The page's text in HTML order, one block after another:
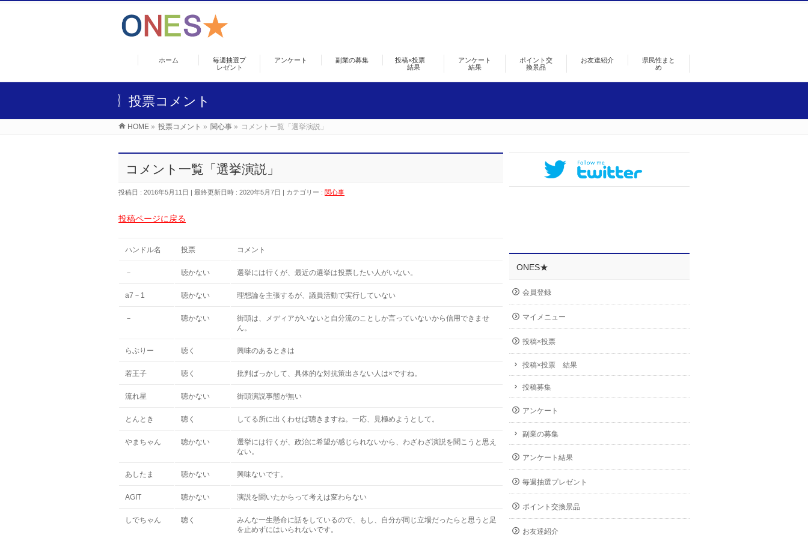
ホーム
毎週抽選プ
レゼント
アンケート 副業の募集
投稿×投票
結果
アンケート
結果
ポイント交
換景品
お友達紹介
県民性まと
め
投票コメント
HOME » 投票コメント » 関心事 » コメント一覧「選挙演説」
コメント一覧「選挙演説」
投稿日 : 2016年5月11日 最終更新日時 : 2020年5月7日 カテゴリー : 関心事
投稿ページに戻る
ハンドル名 投票 コメント
－ 聴かない 選挙には行くが、最近の選挙は投票したい人がいない。
a7－1 聴かない 理想論を主張するが、議員活動で実行していない
－ 聴かない
街頭は、メディアがいないと自分流のことしか言っていないから信用できませ
ん。
らぶりー 聴く 興味のあるときは
若王子 聴く 批判ばっかして、具体的な対抗策出さない人は×ですね。
流れ星 聴かない 街頭演説事態が無い
とんとき 聴く してる所に出くわせば聴きますね。一応、見極めようとして。
やまちゃん 聴かない
選挙には行くが、政治に希望が感じられないから、わざわざ演説を聞こうと思え
ない。
あしたま 聴かない 興味ないです。
AGIT 聴かない 演説を聞いたからって考えは変わらない
しでちゃん 聴く
みんな一生懸命に話をしているので、もし、自分が同じ立場だったらと思うと足
を止めずにはいられないです。
ONES★
会員登録
マイメニュー
投稿×投票
投稿×投票 結果
投稿募集
アンケート
副業の募集
アンケート結果
毎週抽選プレゼント
ポイント交換景品
お友達紹介